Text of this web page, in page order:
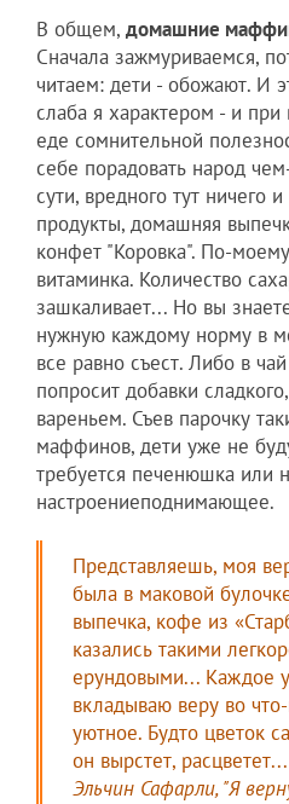
В общем, домашние
Сначала зажмуриваемся,
читаем: дети - обожают. И
слаба я характером - и
еде сомнительной
себе порадовать народ
сути, вредного тут ничего
продукты, домашняя
конфет "Коровка". По-
витаминка. Количество
зашкаливает... Но вы
нужную каждому норму в
все равно съест. Либо в
попросит добавки
вареньем. Съев парочку
маффинов, дети уже не
требуется печенюшка или
настроениеподнимающее.
Представляешь, моя
была в маковой
выпечка, кофе из
казались такими
ерундовыми... Каждое
вкладываю веру во
уютное. Будто цветок
он вырстет, расцветет...
Эльчин Сафарли, "Я